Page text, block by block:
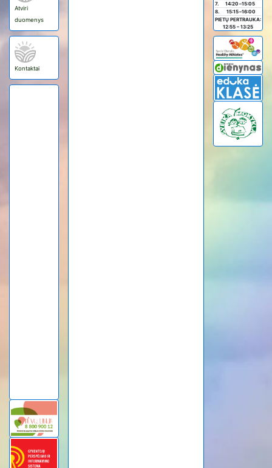
Atviri
duomenys
Kontaktai
7.
14:20 –15:05
8.
15:15–16:00
PIETŲ PERTRAUKA:
12:55 – 13:25